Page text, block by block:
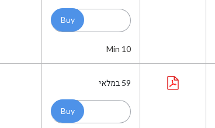
Min 10
59 במלאי